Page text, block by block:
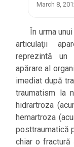
March 8,
În urma unui
articulaţii
reprezintă un
apărare al
imediat după
traumatism la
hidrartroza
hemartroza
posttraumatică
chiar o fractură